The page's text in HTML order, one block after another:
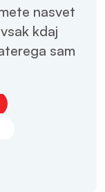
nasvet
kdaj
sam